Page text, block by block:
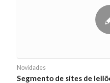
Novidades
Segmento de sites de